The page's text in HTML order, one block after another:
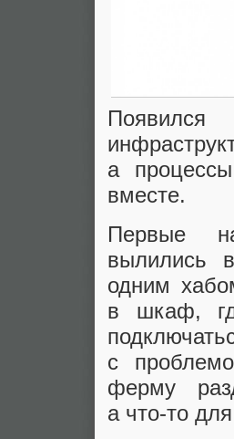
а
вместе.
Первые
вылились
одним
в шкаф,
с
ферму
а что‑то